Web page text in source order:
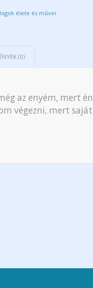
élete és művei
(0)
az enyém, mert
végezni, mert